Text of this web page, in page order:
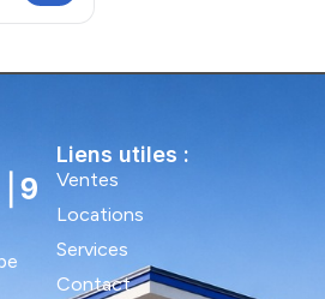
Liens utiles :
Ventes
Locations
Services
Contact